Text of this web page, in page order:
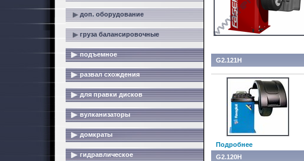
доп. оборудование
груза балансировочные
подъемное
развал схождения
для правки дисков
вулканизаторы
домкраты
гидравлическое
G2.121H
Подробнее
G2.120H